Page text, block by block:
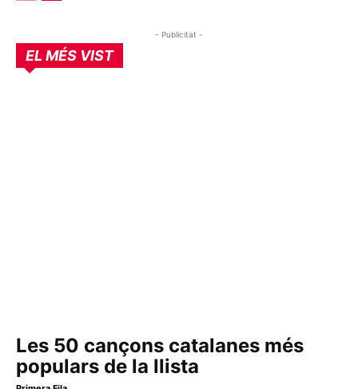
- Publicitat -
EL MÉS VIST
Les 50 cançons catalanes més
populars de la llista